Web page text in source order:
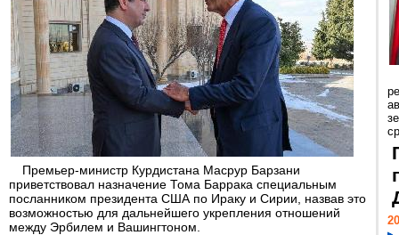
Премьер-министр Курдистана Масрур Барзани
приветствовал назначение Тома Баррака специальным
посланником президента США по Ираку и Сирии, назвав это
возможностью для дальнейшего укрепления отношений
между Эрбилем и Вашингтоном.